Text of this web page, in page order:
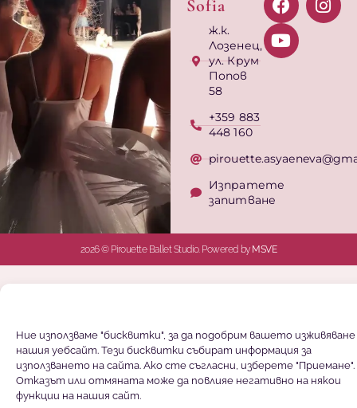
Ние използваме "бисквитки", за да подобрим вашето изживяване
нашия уебсайт. Тези бисквитки събират информация за
използването на сайта. Ако сте съгласни, изберете "Приемане".
Отказът или отмяната може да повлияе негативно на някои
функции на нашия сайт.
Sofia
ж.к.
Лозенец,
ул. Крум
Попов
58
+359 883
448 160
Изпратете
запитване
2026 © Pirouette Ballet Studio. Powered by MSVE